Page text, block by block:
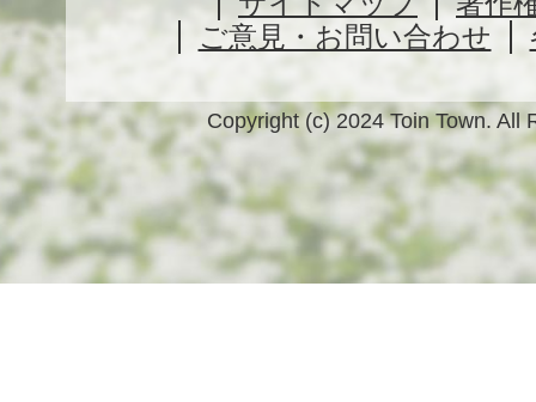
ご意見・お問い合わせ
Copyright (c) 2024 Toin Town. All